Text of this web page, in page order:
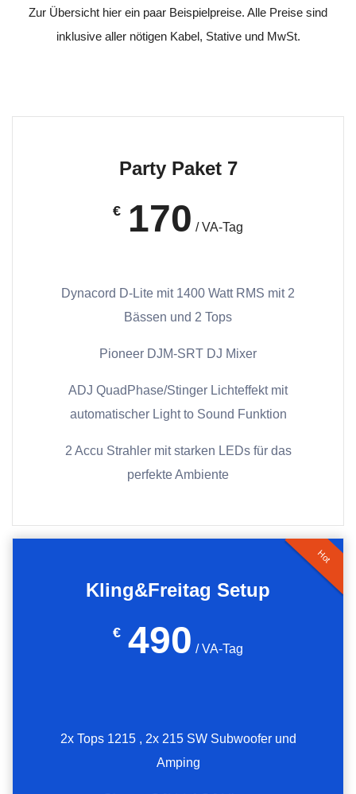
Zur Übersicht hier ein paar Beispielpreise. Alle Preise sind
inklusive aller nötigen Kabel, Stative und MwSt.
Party Paket 7
€ 170 / VA-Tag
Dynacord D-Lite mit 1400 Watt RMS mit 2
Bässen und 2 Tops
Pioneer DJM-SRT DJ Mixer
ADJ QuadPhase/Stinger Lichteffekt mit
automatischer Light to Sound Funktion
2 Accu Strahler mit starken LEDs für das
perfekte Ambiente
Hot
Kling&Freitag Setup
€ 490 / VA-Tag
2x Tops 1215 , 2x 215 SW Subwoofer und
Amping